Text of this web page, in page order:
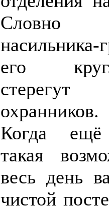
Словно
насильника-
его
Когда ещё
такая
весь день
чистой